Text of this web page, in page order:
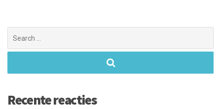
for:
Recente reacties